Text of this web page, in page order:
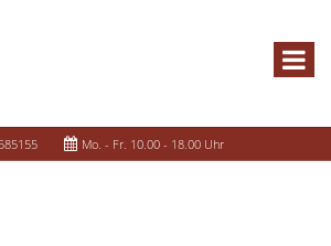
Mo. - Fr. 10.00 - 18.00 Uhr